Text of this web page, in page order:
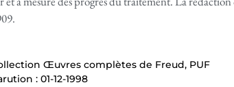
Œuvres complètes de Freud, PUF
: 01-12-1998